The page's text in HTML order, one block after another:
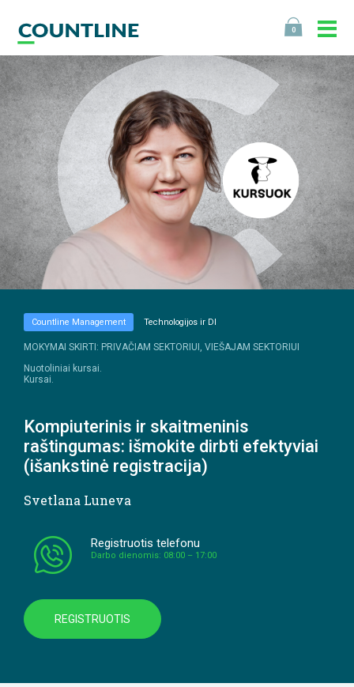
0
Countline Management Technologijos ir DI
MOKYMAI SKIRTI: PRIVAČIAM SEKTORIUI, VIEŠAJAM SEKTORIUI
Nuotoliniai kursai.
Kursai.
Kompiuterinis ir skaitmeninis
raštingumas: išmokite dirbti efektyviai
(išankstinė registracija)
Svetlana Luneva
Registruotis telefonu
Darbo dienomis: 08:00 – 17:00
REGISTRUOTIS